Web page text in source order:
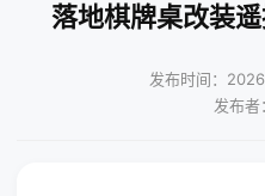
落地棋牌桌改装
发布时间：
发布者